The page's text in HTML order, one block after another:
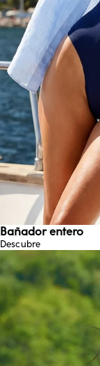
Bañador entero
Descubre